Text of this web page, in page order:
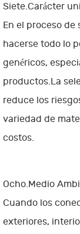
Siete.Carácter
En el proceso de
hacerse todo lo
genéricos,
productos.La
reduce los
variedad de
costos.
Ocho.Medio
Cuando los
exteriores,